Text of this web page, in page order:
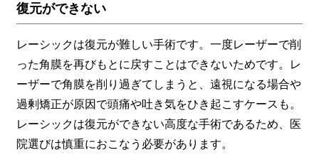
復元ができない
レーシックは復元が難しい手術です。一度レーザーで削
った角膜を再びもとに戻すことはできないためです。レ
ーザーで角膜を削り過ぎてしまうと、遠視になる場合や
過剰矯正が原因で頭痛や吐き気をひき起こすケースも。
レーシックは復元ができない高度な手術であるため、医
院選びは慎重におこなう必要があります。